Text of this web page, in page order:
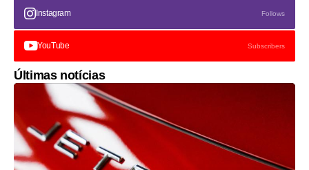
Instagram Follows
YouTube Subscribers
Últimas notícias